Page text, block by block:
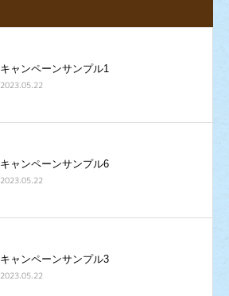
キャンペーンサンプル1
2023.05.22
キャンペーンサンプル6
2023.05.22
キャンペーンサンプル3
2023.05.22